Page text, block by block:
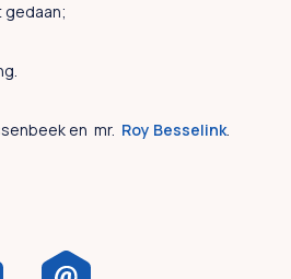
gedaan;
en mr. Roy Besselink.